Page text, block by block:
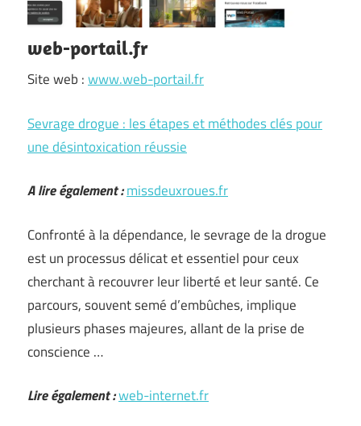
web-portail.fr
Site web :www.web-portail.fr
Sevrage drogue : les étapes et méthodes clés pour
une désintoxication réussie
A lire également :missdeuxroues.fr
Confronté à la dépendance, le sevrage de la drogue
est un processus délicat et essentiel pour ceux
cherchant à recouvrer leur liberté et leur santé. Ce
parcours, souvent semé d’embûches, implique
plusieurs phases majeures, allant de la prise de
conscience …
Lire également :web-internet.fr